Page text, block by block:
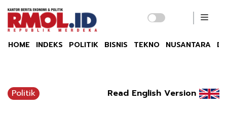
HOME INDEKS POLITIK BISNIS TEKNO NUSANTARA
Politik Read English Version